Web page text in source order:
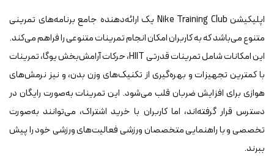
اپلیکیشن Nike Training Club یک ارائه‌دهنده جامع برنامه‌های تمرینی
متنوع می‌باشد که به کاربران امکان انجام تمرینات متنوعی را فراهم می‌کند.
این امکانات شامل تمرینات قدرتی HIIT، حرکات آرامش‌بخش یوگا، تمرینات
با کمترین تجهیزات و بهره‌گیری از تکنیک‌های وزن بدن، و نیز نرمش‌های
هوازی برای افزایش ضربان قلب می‌شود. این تمرینات به‌صورت رایگان در
دسترس قرار گرفته‌اند، اما کاربران با خرید اشتراک، می‌توانند به‌صورت
تخصصی و با راهنمایی متخصصان ورزشی فعالیت‌های ورزشی خود را پیش
ببرند.